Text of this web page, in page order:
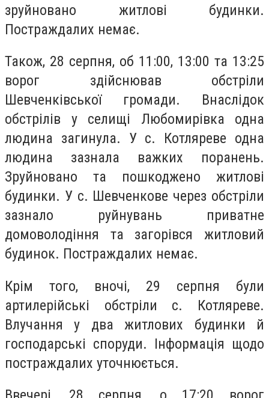
зруйновано житлові будинки.
Постраждалих немає.
Також, 28 серпня, об 11:00, 13:00 та 13:25
ворог здійснював обстріли
Шевченківської громади. Внаслідок
обстрілів у селищі Любомирівка одна
людина загинула. У с. Котляреве одна
людина зазнала важких поранень.
Зруйновано та пошкоджено житлові
будинки. У с. Шевченкове через обстріли
зазнало руйнувань приватне
домоволодіння та загорівся житловий
будинок. Постраждалих немає.
Крім того, вночі, 29 серпня були
артилерійські обстріли с. Котляреве.
Влучання у два житлових будинки й
господарські споруди. Інформація щодо
постраждалих уточнюється.